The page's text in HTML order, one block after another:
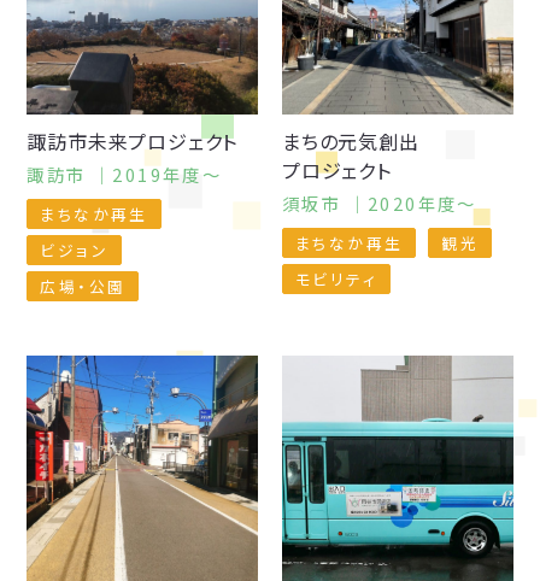
諏訪市未来プロジェクト
諏訪市 ｜2019年度〜
まちなか再生
ビジョン
広場・公園
まちの元気創出
プロジェクト
須坂市 ｜2020年度〜
まちなか再生
観光
モビリティ